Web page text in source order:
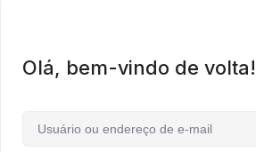
Olá, bem-vindo de volta!